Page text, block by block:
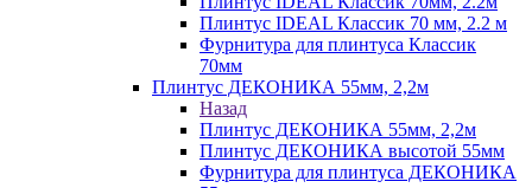
Плинтус IDEAL Классик 70 мм, 2.2 м
Фурнитура для плинтуса Классик
70мм
Плинтус ДЕКОНИКА 55мм, 2,2м
Назад
Плинтус ДЕКОНИКА 55мм, 2,2м
Плинтус ДЕКОНИКА высотой 55мм
Фурнитура для плинтуса ДЕКОНИКА